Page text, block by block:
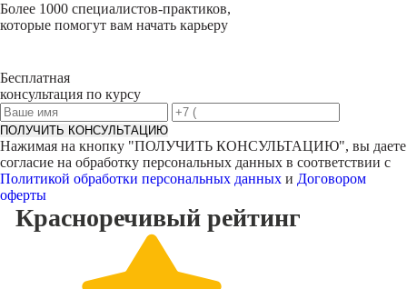
Более 1000 специалистов-практиков,
которые помогут вам начать карьеру
Бесплатная
консультация по курсу
ПОЛУЧИТЬ КОНСУЛЬТАЦИЮ
Нажимая на кнопку "ПОЛУЧИТЬ КОНСУЛЬТАЦИЮ", вы даете
согласие на обработку персональных данных в соответствии с
Политикой обработки персональных данных и Договором
оферты
Красноречивый рейтинг